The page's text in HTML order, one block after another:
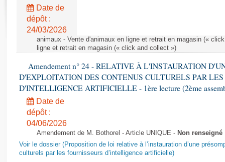
Rapports législatifs
Rapports sur l'application des lois
Baromètre de l’application des lois
Dossiers législatifs
Budget et sécurité sociale
Questions écrites et orales
Comptes rendus des débats
Date de
dépôt :
24/03/2026
animaux - Vente d'animaux en ligne et retrait en magasin («
ligne et retrait en magasin (« click and collect »)
Amendement n° 24 - RELATIVE À L'INSTAURATION
D'EXPLOITATION DES CONTENUS CULTURELS PAR LES
D'INTELLIGENCE ARTIFICIELLE - 1ère lecture (2ème
Date de
dépôt :
04/06/2026
Amendement de M. Bothorel - Article UNIQUE - Non renseigné
Voir le dossier (Proposition de loi relative à l’instauration d’une
culturels par les fournisseurs d’intelligence artificielle)